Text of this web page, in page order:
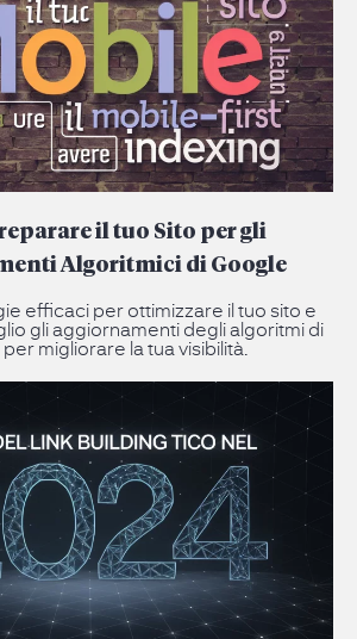
il tuo Sito per gli
Algoritmici di Google
efficaci per ottimizzare il tuo sito e
gli aggiornamenti degli algoritmi di
migliorare la tua visibilità.